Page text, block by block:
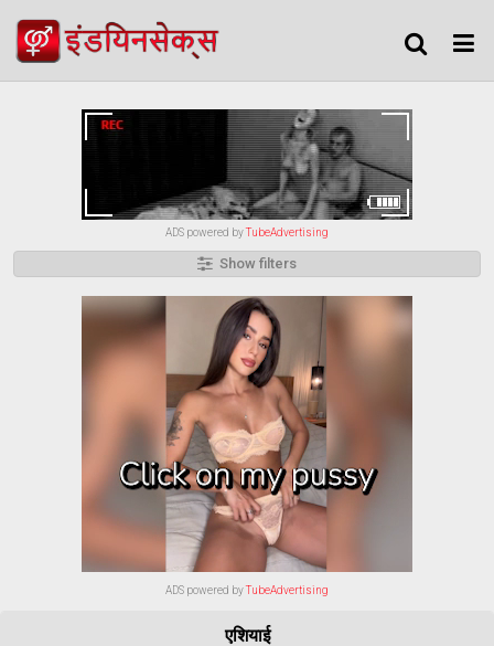
ADS powered byTubeAdvertising
Show filters
ADS powered byTubeAdvertising
एशियाई